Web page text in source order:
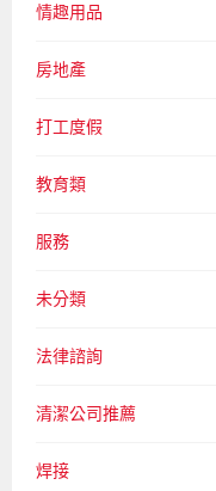
情趣用品
房地產
打工度假
教育類
服務
未分類
法律諮詢
清潔公司推薦
焊接